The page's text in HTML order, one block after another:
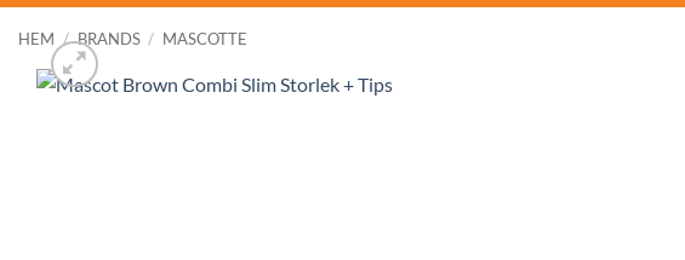
HEM / BRANDS / MASCOTTE